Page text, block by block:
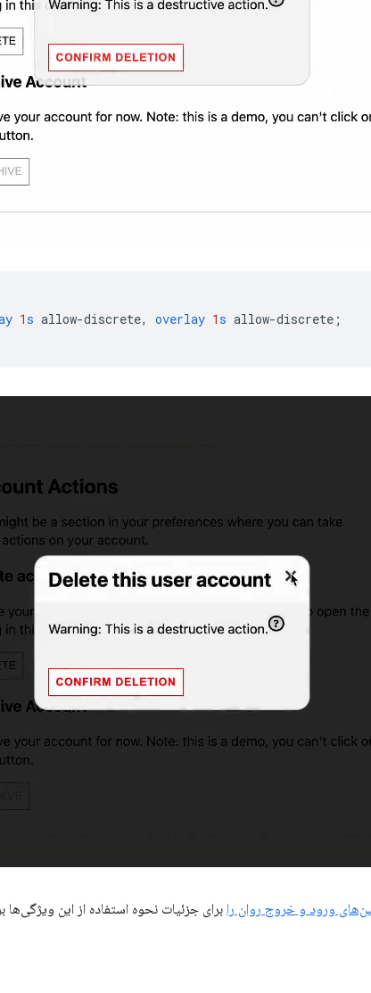
1s allow-discrete, overlay 1s allow-discrete ;
برای جزئیات نحوه استفاده از این